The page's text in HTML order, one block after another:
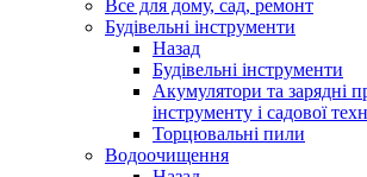
Все для дому, сад, ремонт
Будівельні інструменти
Назад
Будівельні інструменти
Акумулятори та зарядні
інструменту і садової
Торцювальні пили
Водоочищення